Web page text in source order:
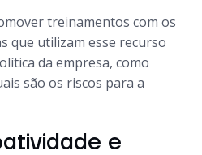
treinamentos com os
que utilizam esse recurso
da empresa, como
são os riscos para a
e